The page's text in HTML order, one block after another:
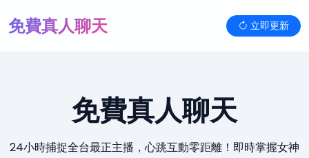
免費真人聊天 立即更新
免費真人聊天
24小時捕捉全台最正主播，心跳互動零距離！即時掌握女神